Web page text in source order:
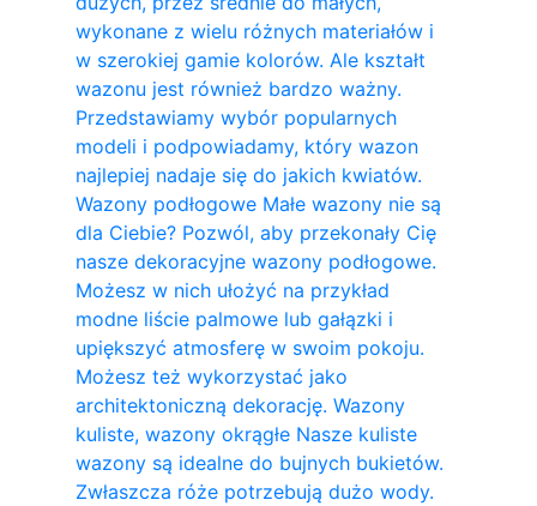
wykonane z wielu różnych materiałów i
w szerokiej gamie kolorów. Ale kształt
wazonu jest również bardzo ważny.
Przedstawiamy wybór popularnych
modeli i podpowiadamy, który wazon
najlepiej nadaje się do jakich kwiatów.
Wazony podłogowe Małe wazony nie są
dla Ciebie? Pozwól, aby przekonały Cię
nasze dekoracyjne wazony podłogowe.
Możesz w nich ułożyć na przykład
modne liście palmowe lub gałązki i
upiększyć atmosferę w swoim pokoju.
Możesz też wykorzystać jako
architektoniczną dekorację. Wazony
kuliste, wazony okrągłe Nasze kuliste
wazony są idealne do bujnych bukietów.
Zwłaszcza róże potrzebują dużo wody.